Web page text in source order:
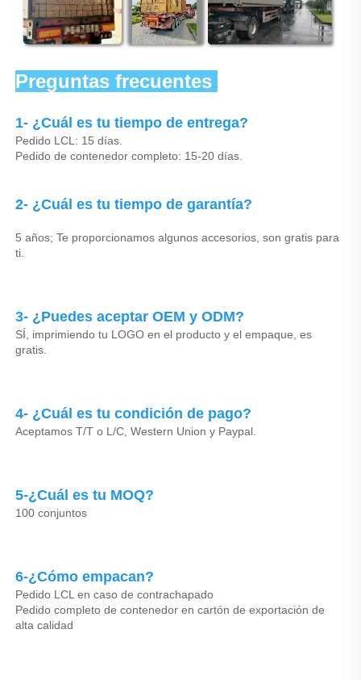
Preguntas frecuentes
1- ¿Cuál es tu tiempo de entrega?
Pedido LCL: 15 días.
Pedido de contenedor completo: 15-20 días.
2- ¿Cuál es tu tiempo de garantía?
5 años; Te proporcionamos algunos accesorios, son gratis para
ti.
3- ¿Puedes aceptar OEM y ODM?
SÍ, imprimiendo tu LOGO en el producto y el empaque, es
gratis.
4- ¿Cuál es tu condición de pago?
Aceptamos T/T o L/C, Western Union y Paypal.
5-¿Cuál es tu MOQ?
100 conjuntos
6-¿Cómo empacan?
Pedido LCL en caso de contrachapado
Pedido completo de contenedor en cartón de exportación de
alta calidad